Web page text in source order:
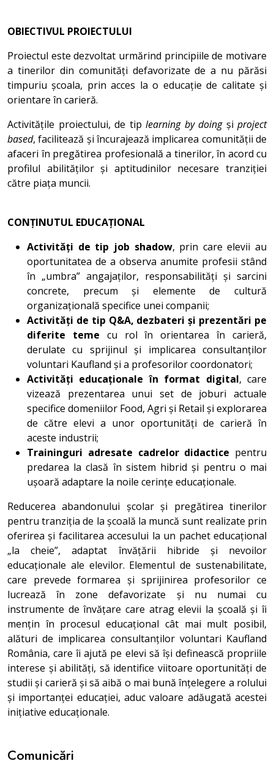
OBIECTIVUL PROIECTULUI
Proiectul este dezvoltat urmărind principiile de motivare
a tinerilor din comunități defavorizate de a nu părăsi
timpuriu școala, prin acces la o educație de calitate și
orientare în carieră.
Activitățile proiectului, de tip learning by doingși project
based, facilitează și încurajează implicarea comunității de
afaceri în pregătirea profesională a tinerilor, în acord cu
profilul abilităților și aptitudinilor necesare tranziției
către piața muncii.
CONȚINUTUL EDUCAȚIONAL
Activități de tip job shadow, prin care elevii au
oportunitatea de a observa anumite profesii stând
în „umbra” angajaților, responsabilități și sarcini
concrete, precum și elemente de cultură
organizațională specifice unei companii;
Activități de tip Q&A, dezbateri și prezentări pe
diferite teme cu rol în orientarea în carieră,
derulate cu sprijinul și implicarea consultanților
voluntari Kaufland și a profesorilor coordonatori;
Activități educaționale în format digital, care
vizează prezentarea unui set de joburi actuale
specifice domeniilor Food, Agri și Retail și explorarea
de către elevi a unor oportunități de carieră în
aceste industrii;
Traininguri adresate cadrelor didactice pentru
predarea la clasă în sistem hibrid și pentru o mai
ușoară adaptare la noile cerințe educaționale.
Reducerea abandonului școlar și pregătirea tinerilor
pentru tranziția de la școală la muncă sunt realizate prin
oferirea și facilitarea accesului la un pachet educațional
„la cheie”, adaptat învățării hibride și nevoilor
educaționale ale elevilor. Elementul de sustenabilitate,
care prevede formarea și sprijinirea profesorilor ce
lucrează în zone defavorizate și nu numai cu
instrumente de învățare care atrag elevii la școală și îi
mențin în procesul educațional cât mai mult posibil,
alături de implicarea consultanților voluntari Kaufland
România, care îi ajută pe elevi să își definească propriile
interese și abilități, să identifice viitoare oportunități de
studii și carieră și să aibă o mai bună înțelegere a rolului
și importanței educației, aduc valoare adăugată acestei
inițiative educaționale.
Comunicări